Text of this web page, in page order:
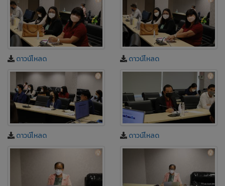
ดาวน์โหลด ดาวน์โหลด
ดาวน์โหลด ดาวน์โหลด